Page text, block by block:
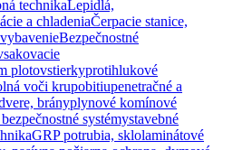
technikaLepidlá,
a chladeniaČerpacie stanice,
Bezpečnostné
plotovstierkyprotihlukové
voči krupobitiupenetračné a
brányplynové komínové
systémystavebné
GRP potrubia, sklolaminátové